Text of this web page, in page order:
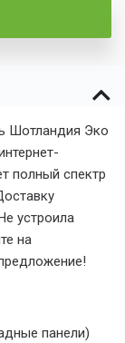
Шотландия Эко
полный спектр
устроила
на
панели)